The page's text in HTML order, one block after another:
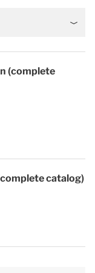
(complete
catalog)